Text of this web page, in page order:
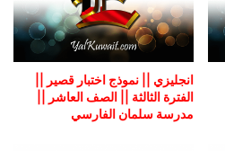
انجليزي || نموذج اختبار قصير ||
الفترة الثالثة || الصف العاشر ||
مدرسة سلمان الفارسي